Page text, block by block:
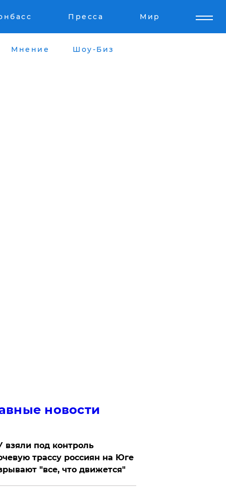
Пресса Мир
Мнение Шоу-Биз
новости
взяли под контроль
трассу россиян на Юге
"все, что движется"